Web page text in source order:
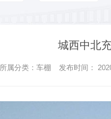
城西中北
所属分类：车棚 发布时间：